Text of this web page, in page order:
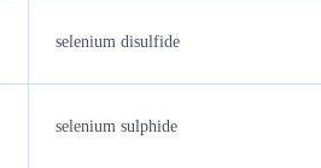
selenium disulfide
selenium sulphide